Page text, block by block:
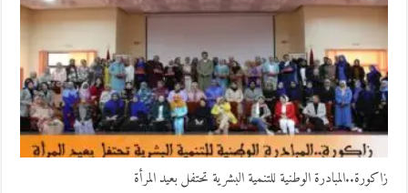
زاكورة..المبادرة الوطنية للتنمية البشرية تحتفل بعيد المرأة